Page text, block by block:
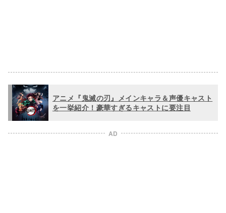
アニメ『鬼滅の刃』メインキャラ＆声優キャスト
を一挙紹介！豪華すぎるキャストに要注目
AD